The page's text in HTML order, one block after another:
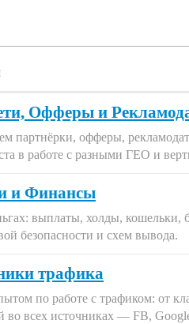
Офферы и
партнёрки, офферы,
в работе с разными ГЕО и
и Финансы
выплаты, холды,
безопасности и схем вывода.
трафика
по работе с трафиком: от
во всех источниках — FB,